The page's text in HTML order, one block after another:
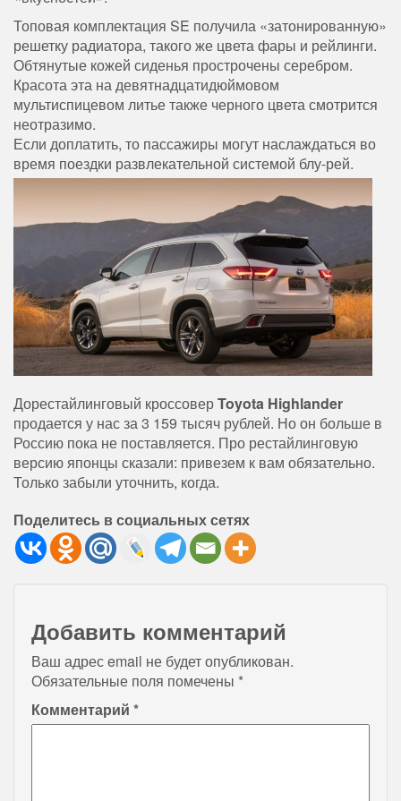
Топовая комплектация SE получила «затонированную»
решетку радиатора, такого же цвета фары и рейлинги.
Обтянутые кожей сиденья прострочены серебром.
Красота эта на девятнадцатидюймовом
мультиспицевом литье также черного цвета смотрится
неотразимо.
Если доплатить, то пассажиры могут наслаждаться во
время поездки развлекательной системой блу-рей.
Дорестайлинговый кроссоверToyota Highlander
продается у нас за 3 159 тысяч рублей. Но он больше в
Россию пока не поставляется. Про рестайлинговую
версию японцы сказали: привезем к вам обязательно.
Только забыли уточнить, когда.
Поделитесь в социальных сетях
Добавить комментарий
Ваш адрес email не будет опубликован.
Обязательные поля помечены *
Комментарий *